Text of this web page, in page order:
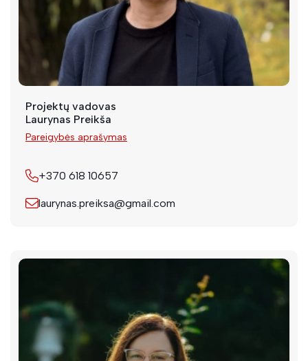
Projektų vadovas
Laurynas Preikša
Pareigybės aprašymas
+370 618 10657
laurynas.preiksa@gmail.com